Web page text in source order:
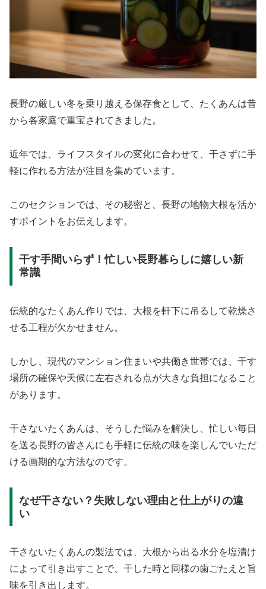
長野の厳しい冬を乗り越える保存食として、たくあんは昔
から各家庭で重宝されてきました。
近年では、ライフスタイルの変化に合わせて、干さずに手
軽に作れる方法が注目を集めています。
このセクションでは、その秘密と、長野の地物大根を活か
すポイントをお伝えします。
干す手間いらず！忙しい長野暮らしに嬉しい新
常識
伝統的なたくあん作りでは、大根を軒下に吊るして乾燥さ
せる工程が欠かせません。
しかし、現代のマンション住まいや共働き世帯では、干す
場所の確保や天候に左右される点が大きな負担になること
があります。
干さないたくあんは、そうした悩みを解決し、忙しい毎日
を送る長野の皆さんにも手軽に伝統の味を楽しんでいただ
ける画期的な方法なのです。
なぜ干さない？失敗しない理由と仕上がりの違
い
干さないたくあんの製法では、大根から出る水分を塩漬け
によって引き出すことで、干した時と同様の歯ごたえと旨
味を引き出します。